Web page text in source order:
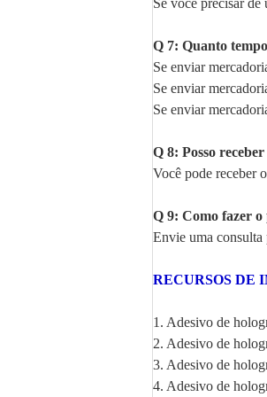
Se você precisar
Q 7: Quanto
Se enviar
Se enviar
Se enviar
Q 8: Posso
Você pode receber
Q 9: Como fazer o
Envie uma consulta
RECURSOS DE
1. Adesivo de
2. Adesivo de
3. Adesivo de
4. Adesivo de